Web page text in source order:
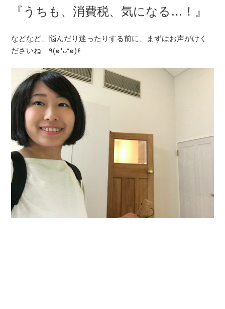
『うちも、消費税、気になる…！ 』
などなど、悩んだり迷ったりする前に、まずはお声がけく
ださいね ٩(๑❛ᴗ❛๑)۶